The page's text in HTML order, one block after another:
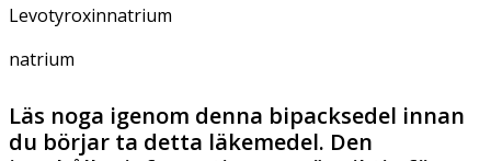
Levotyroxinnatrium
natrium
Läs noga igenom denna bipacksedel innan
du börjar ta detta läkemedel. Den